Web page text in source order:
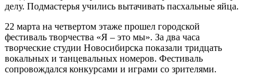
делу. Подмастерья учились вытачивать пасхальные яйца.
22 марта на четвертом этаже прошел городской
фестиваль творчества «Я – это мы». За два часа
творческие студии Новосибирска показали тридцать
вокальных и танцевальных номеров. Фестиваль
сопровождался конкурсами и играми со зрителями.